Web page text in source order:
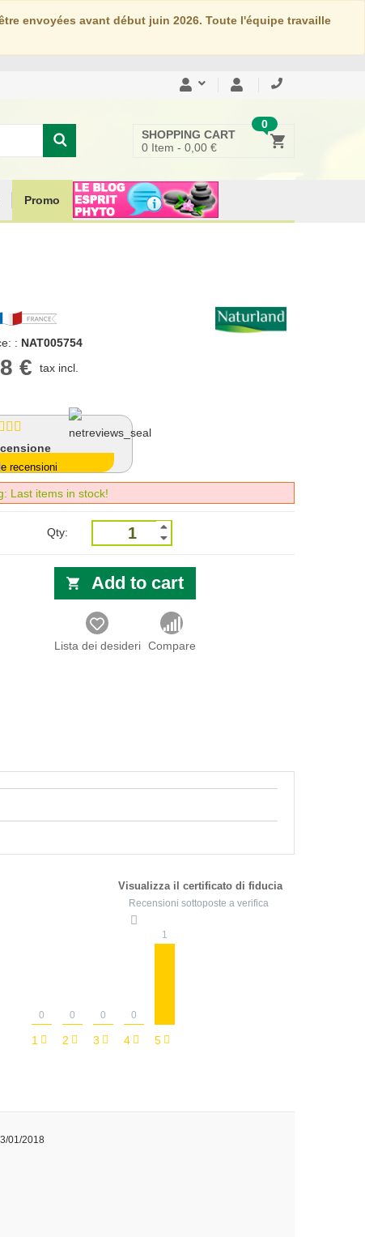
envoyées avant début juin 2026. Toute l'équipe travaille
0
SHOPPING CART
0 Item - 0,00 €
Promo
: NAT005754
€ tax incl.
recensioni
Last items in stock!
Qty:
Add to cart
Lista dei desideri Compare
Visualizza il certificato di fiducia
Recensioni sottoposte a verifica
1
0
2
0
3
0
4
0
5
1
01/2018